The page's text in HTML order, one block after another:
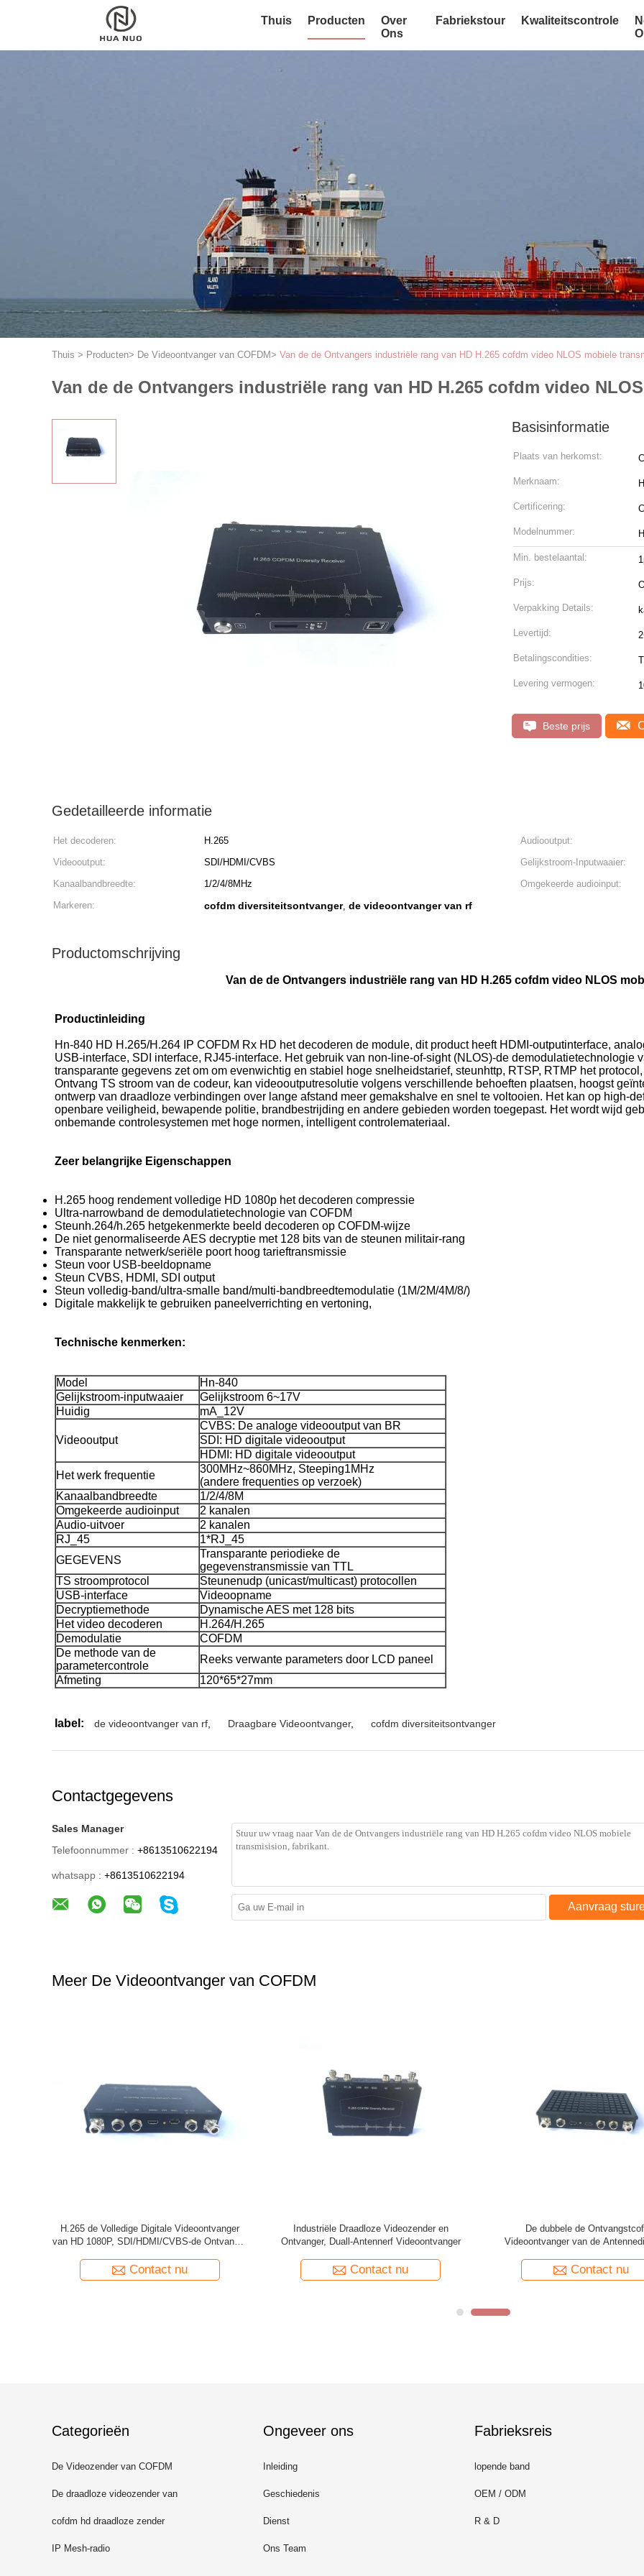
Thuis Producten
Over
Ons
Fabriekstour Kwaliteitscontrole
Thuis > Producten> De Videoontvanger van COFDM> Van de de Ontvangers industriële rang van HD H.265 cofdm video NLOS mobiele
Van de de Ontvangers industriële rang van HD H.265 cofdm video
Basisinformatie
Plaats van herkomst:
Merknaam:
Certificering:
Modelnummer:
Min. bestelaantal:
Prijs:
Verpakking Details:
Levertijd:
Betalingscondities:
Levering vermogen:
Beste prijs
Gedetailleerde informatie
Het decoderen: H.265
Audiooutput:
Videooutput:
SDI/HDMI/CVBS
Gelijkstroom-Inputwaaier:
Kanaalbandbreedte:
1/2/4/8MHz
Omgekeerde audioinput:
Markeren:
cofdm diversiteitsontvanger, de videoontvanger van rf
Productomschrijving
Van de de Ontvangers industriële rang van HD H.265 cofdm video NLOS
Productinleiding
Hn-840 HD H.265/H.264 IP COFDM Rx HD het decoderen de module, dit product heeft HDMI-outputinterface,
USB-interface, SDI interface, RJ45-interface. Het gebruik van non-line-of-sight (NLOS)-de demodulatietechnologie
transparante gegevens zet om om evenwichtig en stabiel hoge snelheidstarief, steunhttp, RTSP, RTMP het
Ontvang TS stroom van de codeur, kan videooutputresolutie volgens verschillende behoeften plaatsen, hoogst
ontwerp van draadloze verbindingen over lange afstand meer gemakshalve en snel te voltooien. Het kan op high-
openbare veiligheid, bewapende politie, brandbestrijding en andere gebieden worden toegepast. Het wordt wijd
onbemande controlesystemen met hoge normen, intelligent controlemateriaal.
Zeer belangrijke Eigenschappen
H.265 hoog rendement volledige HD 1080p het decoderen compressie
Ultra-narrowband de demodulatietechnologie van COFDM
Steunh.264/h.265 hetgekenmerkte beeld decoderen op COFDM-wijze
De niet genormaliseerde AES decryptie met 128 bits van de steunen militair-rang
Transparante netwerk/seriële poort hoog tarieftransmissie
Steun voor USB-beeldopname
Steun CVBS, HDMI, SDI output
Steun volledig-band/ultra-smalle band/multi-bandbreedtemodulatie (1M/2M/4M/8/)
Digitale makkelijk te gebruiken paneelverrichting en vertoning,
Technische kenmerken:
Model
Hn-840
Gelijkstroom-inputwaaier
Gelijkstroom 6~17V
Huidig
mA_12V
Videooutput
CVBS: De analoge videooutput van BR
SDI: HD digitale videooutput
HDMI: HD digitale videooutput
Het werk frequentie
300MHz~860MHz, Steeping1MHz
(andere frequenties op verzoek)
Kanaalbandbreedte
1/2/4/8M
Omgekeerde audioinput
2 kanalen
Audio-uitvoer
2 kanalen
RJ_45
1*RJ_45
GEGEVENS
Transparante periodieke de
gegevenstransmissie van TTL
TS stroomprotocol
Steunenudp (unicast/multicast) protocollen
USB-interface
Videoopname
Decryptiemethode
Dynamische AES met 128 bits
Het video decoderen
H.264/H.265
Demodulatie
COFDM
De methode van de
parametercontrole
Reeks verwante parameters door LCD paneel
Afmeting
120*65*27mm
label: de videoontvanger van rf Draagbare Videoontvanger, cofdm diversiteitsontvanger
Contactgegevens
Sales Manager
Telefoonnummer : +8613510622194
whatsapp : +8613510622194
Aanvraag
Meer De Videoontvanger van COFDM
COFDM Cctv draadloze videotransmitter
ontvanger
Contact nu
Draadloze HD-videozender en -ontvanger
Contact nu
Van de de Ontvangers industriële
H.265 cofdm video NLOS
Contact nu
Categorieën
De Videozender van COFDM
De draadloze videozender van
COFDM
cofdm hd draadloze zender
IP Mesh-radio
Ongeveer ons
Inleiding
Geschiedenis
Dienst
Ons Team
Fabrieksreis
lopende band
OEM / ODM
R & D